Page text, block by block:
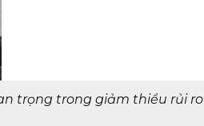
trọng trong giảm thiểu rủi ro